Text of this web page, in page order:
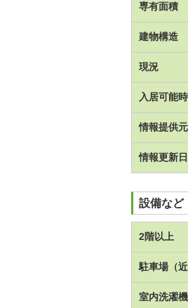
専有面積
建物構造
現況
入居可能
情報提供元
情報更新日
設備など
2階以上
駐車場（近
室内洗濯